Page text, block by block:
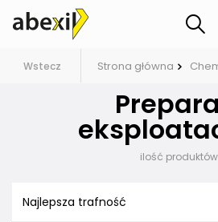
Wstecz Strona główna
ilość
Najlepsza trafność